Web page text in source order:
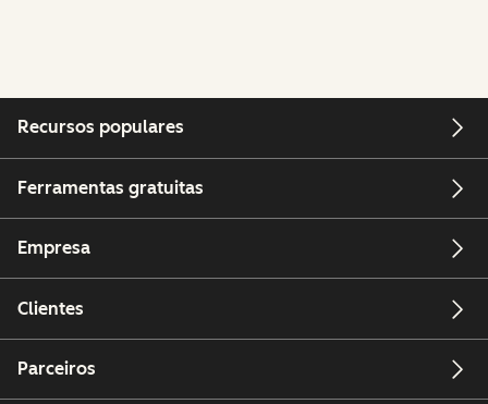
Recursos populares
Ferramentas gratuitas
Empresa
Clientes
Parceiros